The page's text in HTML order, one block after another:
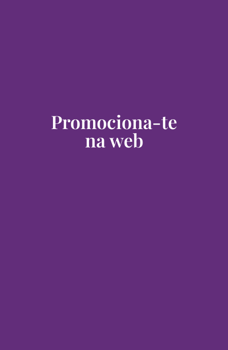
Promociona-te
na web